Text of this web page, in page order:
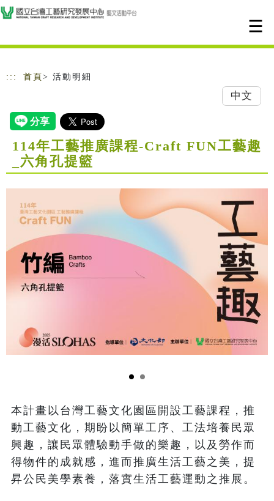
跳到主要內容
網站導覽
::: 首頁 > 活動明細
中文
114年工藝推廣課程-Craft FUN工藝趣
_六角孔提籃
本計畫以台灣工藝文化園區開設工藝課程，推
動工藝文化，期盼以簡單工序、工法培養民眾
興趣，讓民眾體驗動手做的樂趣，以及勞作而
得物件的成就感，進而推廣生活工藝之美，提
昇公民美學素養，落實生活工藝運動之推展。